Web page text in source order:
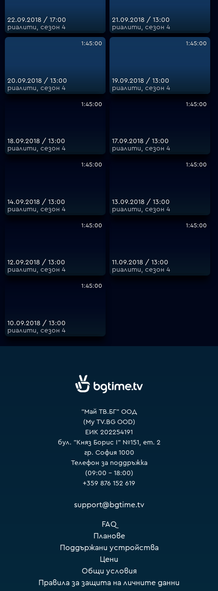
22.09.2018 / 17:00
риалити, сезон 4
21.09.2018 / 13:00
риалити, сезон 4
1:45:00
20.09.2018 / 13:00
риалити, сезон 4
1:45:00
19.09.2018 / 13:00
риалити, сезон 4
1:45:00
18.09.2018 / 13:00
риалити, сезон 4
1:45:00
17.09.2018 / 13:00
риалити, сезон 4
1:45:00
14.09.2018 / 13:00
риалити, сезон 4
1:45:00
13.09.2018 / 13:00
риалити, сезон 4
1:45:00
12.09.2018 / 13:00
риалити, сезон 4
1:45:00
11.09.2018 / 13:00
риалити, сезон 4
1:45:00
10.09.2018 / 13:00
риалити, сезон 4
"Май ТВ.БГ" ООД
(My TV.BG OOD)
ЕИК 202254191
бул. "Княз Борис I" №151, ет. 2
гр. София 1000
Телефон за поддръжка
(09:00 – 18:00)
+359 876 152 619
support@bgtime.tv
FAQ
Планове
Поддържани устройства
Цени
Общи условия
Правила за защита на личните данни